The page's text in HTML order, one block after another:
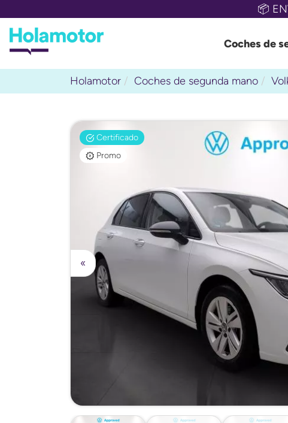
📦
Coches de
Holamotor Coches de segunda mano
Certificado
Promo
«